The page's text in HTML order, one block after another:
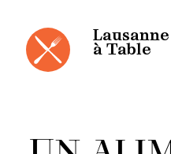
Lausanne
à Table